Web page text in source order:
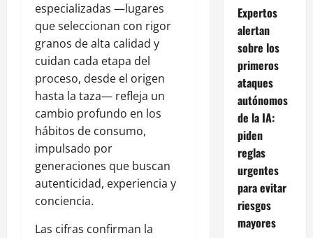
especializadas —lugares
que seleccionan con rigor
granos de alta calidad y
cuidan cada etapa del
proceso, desde el origen
hasta la taza— refleja un
cambio profundo en los
hábitos de consumo,
impulsado por
generaciones que buscan
autenticidad, experiencia y
conciencia.
Las cifras confirman la
Expertos
alertan
sobre los
primeros
ataques
autónomos
de la IA:
piden
reglas
urgentes
para evitar
riesgos
mayores